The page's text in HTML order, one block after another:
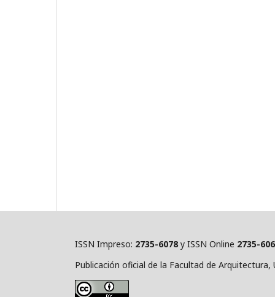
ISSN Impreso: 2735-6078 y ISSN Online 2735-
Publicación oficial de la Facultad de